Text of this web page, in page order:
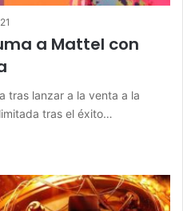
21
a Mattel con
tras lanzar a la venta a la
tras el éxito…